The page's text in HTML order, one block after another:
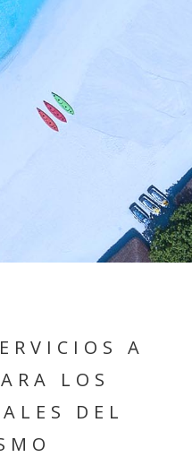
A
LOS
DEL